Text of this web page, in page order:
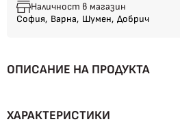
Наличност в магазин
София, Варна, Шумен, Добрич
ОПИСАНИЕ НА ПРОДУКТА
ХАРАКТЕРИСТИКИ